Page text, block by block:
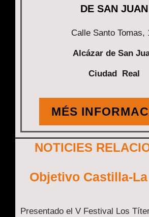
DE SAN JUAN
Calle Santo Tomas,
Alcázar de San
Ciudad Real
MÉS
NOTICIES
Objetivo Castilla-
Presentado el V Festival Los